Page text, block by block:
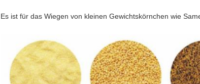
Es ist für das Wiegen von kleinen Gewichtskörnchen wie